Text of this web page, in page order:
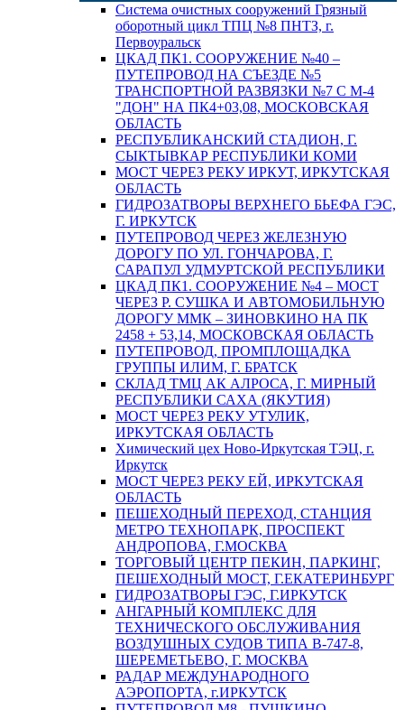
Система очистных сооружений Грязный
оборотный цикл ТПЦ №8 ПНТЗ, г.
Первоуральск
ЦКАД ПК1. СООРУЖЕНИЕ №40 –
ПУТЕПРОВОД НА СЪЕЗДЕ №5
ТРАНСПОРТНОЙ РАЗВЯЗКИ №7 С М-4
"ДОН" НА ПК4+03,08, МОСКОВСКАЯ
ОБЛАСТЬ
РЕСПУБЛИКАНСКИЙ СТАДИОН, Г.
СЫКТЫВКАР РЕСПУБЛИКИ КОМИ
МОСТ ЧЕРЕЗ РЕКУ ИРКУТ, ИРКУТСКАЯ
ОБЛАСТЬ
ГИДРОЗАТВОРЫ ВЕРХНЕГО БЬЕФА ГЭС,
Г. ИРКУТСК
ПУТЕПРОВОД ЧЕРЕЗ ЖЕЛЕЗНУЮ
ДОРОГУ ПО УЛ. ГОНЧАРОВА, Г.
САРАПУЛ УДМУРТСКОЙ РЕСПУБЛИКИ
ЦКАД ПК1. СООРУЖЕНИЕ №4 – МОСТ
ЧЕРЕЗ Р. СУШКА И АВТОМОБИЛЬНУЮ
ДОРОГУ ММК – ЗИНОВКИНО НА ПК
2458 + 53,14, МОСКОВСКАЯ ОБЛАСТЬ
ПУТЕПРОВОД, ПРОМПЛОЩАДКА
ГРУППЫ ИЛИМ, Г. БРАТСК
СКЛАД ТМЦ АК АЛРОСА, Г. МИРНЫЙ
РЕСПУБЛИКИ САХА (ЯКУТИЯ)
МОСТ ЧЕРЕЗ РЕКУ УТУЛИК,
ИРКУТСКАЯ ОБЛАСТЬ
Химический цех Ново-Иркутская ТЭЦ, г.
Иркутск
МОСТ ЧЕРЕЗ РЕКУ ЕЙ, ИРКУТСКАЯ
ОБЛАСТЬ
ПЕШЕХОДНЫЙ ПЕРЕХОД, СТАНЦИЯ
МЕТРО ТЕХНОПАРК, ПРОСПЕКТ
АНДРОПОВА, Г.МОСКВА
ТОРГОВЫЙ ЦЕНТР ПЕКИН, ПАРКИНГ,
ПЕШЕХОДНЫЙ МОСТ, Г.ЕКАТЕРИНБУРГ
ГИДРОЗАТВОРЫ ГЭС, Г.ИРКУТСК
АНГАРНЫЙ КОМПЛЕКС ДЛЯ
ТЕХНИЧЕСКОГО ОБСЛУЖИВАНИЯ
ВОЗДУШНЫХ СУДОВ ТИПА В-747-8,
ШЕРЕМЕТЬЕВО, Г. МОСКВА
РАДАР МЕЖДУНАРОДНОГО
АЭРОПОРТА, г.ИРКУТСК